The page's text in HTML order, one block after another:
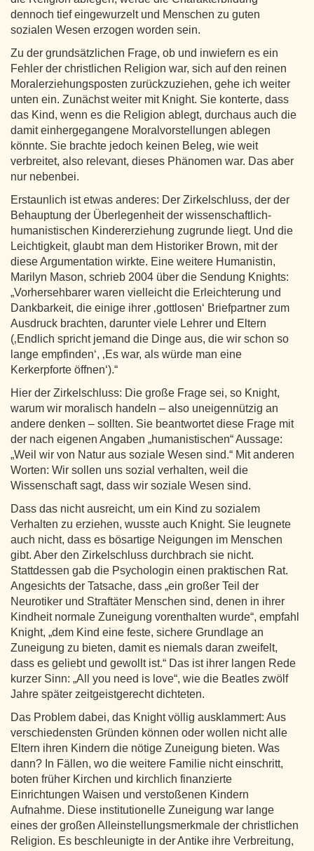
dennoch tief eingewurzelt und Menschen zu guten
sozialen Wesen erzogen worden sein.
Zu der grundsätzlichen Frage, ob und inwiefern es ein
Fehler der christlichen Religion war, sich auf den reinen
Moralerziehungsposten zurückzuziehen, gehe ich weiter
unten ein. Zunächst weiter mit Knight. Sie konterte, dass
das Kind, wenn es die Religion ablegt, durchaus auch die
damit einhergegangene Moralvorstellungen ablegen
könnte. Sie brachte jedoch keinen Beleg, wie weit
verbreitet, also relevant, dieses Phänomen war. Das aber
nur nebenbei.
Erstaunlich ist etwas anderes: Der Zirkelschluss, der der
Behauptung der Überlegenheit der wissenschaftlich-
humanistischen Kindererziehung zugrunde liegt. Und die
Leichtigkeit, glaubt man dem Historiker Brown, mit der
diese Argumentation wirkte. Eine weitere Humanistin,
Marilyn Mason, schrieb 2004 über die Sendung Knights:
„Vorhersehbarer waren vielleicht die Erleichterung und
Dankbarkeit, die einige ihrer ‚gottlosen‘ Briefpartner zum
Ausdruck brachten, darunter viele Lehrer und Eltern
(‚Endlich spricht jemand die Dinge aus, die wir schon so
lange empfinden‘, ‚Es war, als würde man eine
Kerkerpforte öffnen‘).“
Hier der Zirkelschluss: Die große Frage sei, so Knight,
warum wir moralisch handeln – also uneigennützig an
andere denken – sollten. Sie beantwortet diese Frage mit
der nach eigenen Angaben „humanistischen“ Aussage:
„Weil wir von Natur aus soziale Wesen sind.“ Mit anderen
Worten: Wir sollen uns sozial verhalten, weil die
Wissenschaft sagt, dass wir soziale Wesen sind.
Dass das nicht ausreicht, um ein Kind zu sozialem
Verhalten zu erziehen, wusste auch Knight. Sie leugnete
auch nicht, dass es bösartige Neigungen im Menschen
gibt. Aber den Zirkelschluss durchbrach sie nicht.
Stattdessen gab die Psychologin einen praktischen Rat.
Angesichts der Tatsache, dass „ein großer Teil der
Neurotiker und Straftäter Menschen sind, denen in ihrer
Kindheit normale Zuneigung vorenthalten wurde“, empfahl
Knight, „dem Kind eine feste, sichere Grundlage an
Zuneigung zu bieten, damit es niemals daran zweifelt,
dass es geliebt und gewollt ist.“ Das ist ihrer langen Rede
kurzer Sinn: „All you need is love“, wie die Beatles zwölf
Jahre später zeitgeistgerecht dichteten.
Das Problem dabei, das Knight völlig ausklammert: Aus
verschiedensten Gründen können oder wollen nicht alle
Eltern ihren Kindern die nötige Zuneigung bieten. Was
dann? In Fällen, wo die weitere Familie nicht einschritt,
boten früher Kirchen und kirchlich finanzierte
Einrichtungen Waisen und verstoßenen Kindern
Aufnahme. Diese institutionelle Zuneigung war lange
eines der großen Alleinstellungsmerkmale der christlichen
Religion. Es beschleunigte in der Antike ihre Verbreitung,